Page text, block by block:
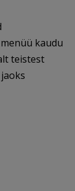
kaudu
teistest